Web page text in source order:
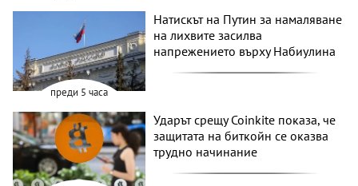
преди 5 часа
Натискът на Путин за намаляване
на лихвите засилва
напрежението върху Набиулина
Ударът срещу Coinkite показа, че
защитата на биткойн се оказва
трудно начинание